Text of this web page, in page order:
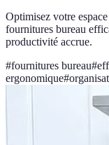
Optimisez votre
fournitures bureau
productivité accrue.
#fournitures bureau#
ergonomique#